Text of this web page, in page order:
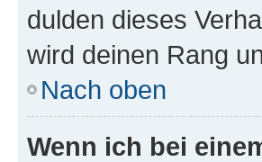
dulden dieses
wird deinen Rang
Nach oben
Wenn ich bei